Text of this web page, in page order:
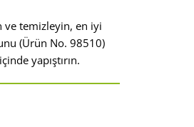
ve temizleyin, en iyi
(Ürün No. 98510)
yapıştırın.